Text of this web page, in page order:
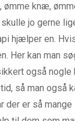
ømme knæ,
jo gerne
hjælper en.
Her kan man
også
så man også
er så